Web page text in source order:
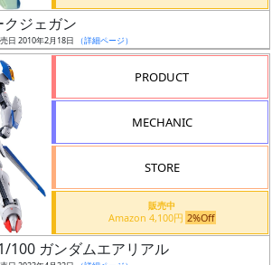
ジェガン
日 2010年2月18日 （詳細ページ）
PRODUCT
MECHANIC
STORE
販売中
Amazon 4,100円 2%Off
100 ガンダムエアリアル